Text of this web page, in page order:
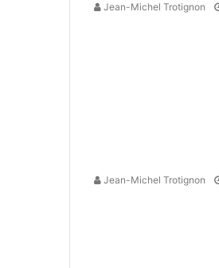
Jean-Michel Trotignon
Jean-Michel Trotignon